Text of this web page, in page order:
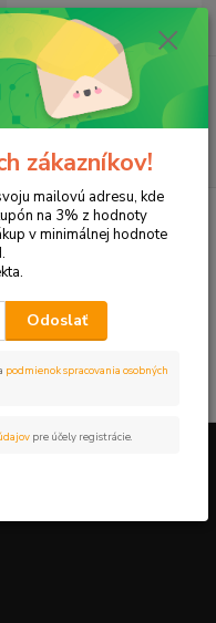
Hľadať
ks
za 0,00 EUR
Packard
HP Photosmart
tovar.
zákazníkov!
mailovú adresu, kde
na 3% z hodnoty
v minimálnej hodnote
Odoslať
podmienok spracovania osobných
pre účely registrácie.